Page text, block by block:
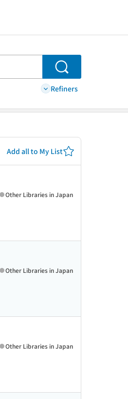
Search
Refiners
Add all to My List
Other Libraries in Japan
Other Libraries in Japan
Other Libraries in Japan